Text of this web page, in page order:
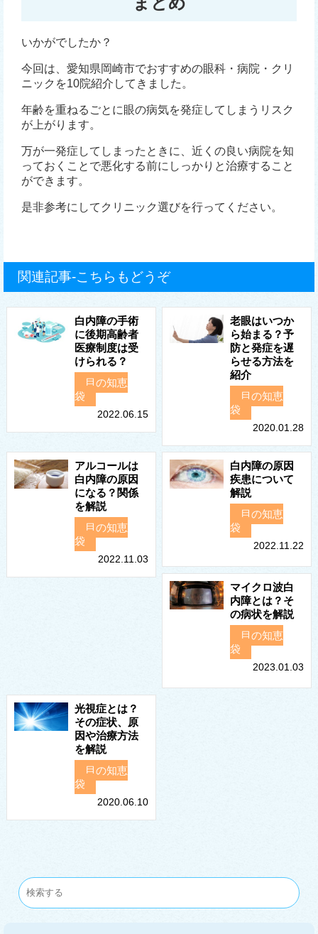
いかがでしたか？
今回は、愛知県岡崎市でおすすめの眼科・病院・クリ
ニックを10院紹介してきました。
年齢を重ねるごとに眼の病気を発症してしまうリスク
が上がります。
万が一発症してしまったときに、近くの良い病院を知
っておくことで悪化する前にしっかりと治療すること
ができます。
是非参考にしてクリニック選びを行ってください。
関連記事-こちらもどうぞ
白内障の手術
に後期高齢者
医療制度は受
けられる？
目の知恵
袋
2022.06.15
老眼はいつか
ら始まる？予
防と発症を遅
らせる方法を
紹介
目の知恵
袋
2020.01.28
アルコールは
白内障の原因
になる？関係
を解説
目の知恵
袋
2022.11.03
白内障の原因
疾患について
解説
目の知恵
袋
2022.11.22
マイクロ波白
内障とは？そ
の病状を解説
目の知恵
袋
2023.01.03
光視症とは？
その症状、原
因や治療方法
を解説
目の知恵
袋
2020.06.10